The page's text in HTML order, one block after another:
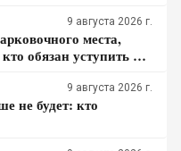
9 августа 2026 г.
места,
обязан уступить по
9 августа 2026 г.
не будет: кто